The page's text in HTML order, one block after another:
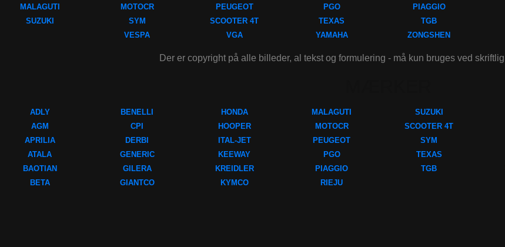
MALAGUTI
SUZUKI
MOTOCR
SYM
VESPA
PEUGEOT
SCOOTER 4T
VGA
PGO
TEXAS
YAMAHA
PIAGGIO
TGB
ZONGSHEN
Der er copyright på alle billeder, al tekst og formulering - må kun bruges ved
ADLY
AGM
APRILIA
ATALA
BAOTIAN
BETA
BENELLI
CPI
DERBI
GENERIC
GILERA
GIANTCO
HONDA
HOOPER
ITAL-JET
KEEWAY
KREIDLER
KYMCO
MALAGUTI
MOTOCR
PEUGEOT
PGO
PIAGGIO
RIEJU
SUZUKI
SCOOTER 4T
SYM
TEXAS
TGB